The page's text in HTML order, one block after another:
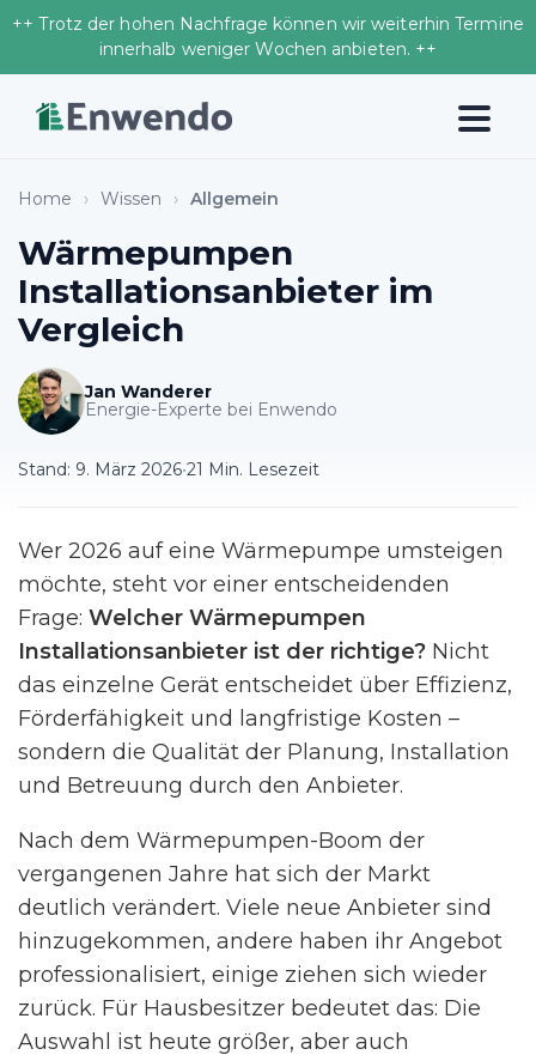
++ Trotz der hohen Nachfrage können wir weiterhin Termine
innerhalb weniger Wochen anbieten. ++
Home › Wissen › Allgemein
Wärmepumpen
Installationsanbieter im
Vergleich
Jan Wanderer
Energie-Experte bei Enwendo
Stand: 9. März 2026•21 Min. Lesezeit
Wer 2026 auf eine Wärmepumpe umsteigen
möchte, steht vor einer entscheidenden
Frage: Welcher Wärmepumpen
Installationsanbieter ist der richtige? Nicht
das einzelne Gerät entscheidet über Effizienz,
Förderfähigkeit und langfristige Kosten –
sondern die Qualität der Planung, Installation
und Betreuung durch den Anbieter.
Nach dem Wärmepumpen-Boom der
vergangenen Jahre hat sich der Markt
deutlich verändert. Viele neue Anbieter sind
hinzugekommen, andere haben ihr Angebot
professionalisiert, einige ziehen sich wieder
zurück. Für Hausbesitzer bedeutet das: Die
Auswahl ist heute größer, aber auch